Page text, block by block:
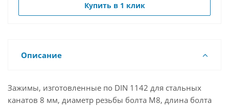
Купить в 1 клик
Описание
Зажимы, изготовленные по DIN 1142 для стальных
канатов 8 мм, диаметр резьбы болта М8, длина болта